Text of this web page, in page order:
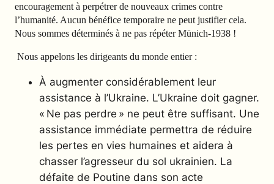
encouragement à perpétrer de nouveaux crimes contre
l’humanité. Aucun bénéfice temporaire ne peut justifier cela.
Nous sommes déterminés à ne pas répéter Münich-1938 !
Nous appelons les dirigeants du monde entier :
À augmenter considérablement leur
assistance à l’Ukraine. L’Ukraine doit gagner.
« Ne pas perdre » ne peut être suffisant. Une
assistance immédiate permettra de réduire
les pertes en vies humaines et aidera à
chasser l’agresseur du sol ukrainien. La
défaite de Poutine dans son acte